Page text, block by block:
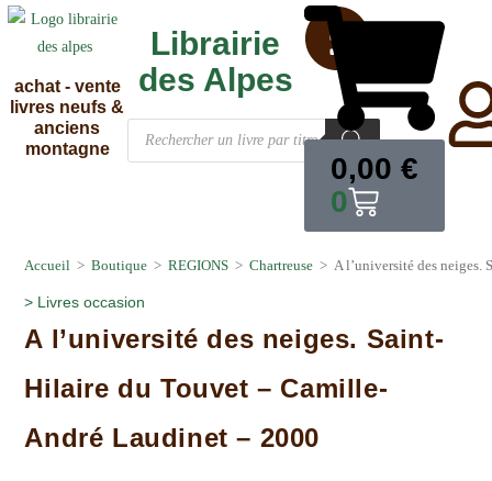
achat - vente
livres neufs &
anciens
montagne
0,00 €
0
Librairie
des Alpes
Accueil > Boutique > REGIONS > Chartreuse > A l’université des
> Livres occasion
A l’université des neiges. Saint-
Hilaire du Touvet – Camille-
André Laudinet – 2000